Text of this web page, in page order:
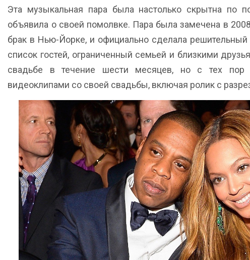
Эта музыкальная пара была настолько скрытна по
объявила о своей помолвке. Пара была замечена в
брак в Нью-Йорке, и официально сделала решительный
список гостей, ограниченный семьей и близкими
свадьбе в течение шести месяцев, но с тех пор
видеоклипами со своей свадьбы, включая ролик с